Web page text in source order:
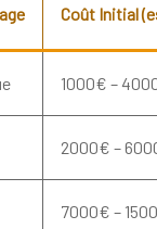
Coût Initial
1000€ –
2000€ –
7000€ –